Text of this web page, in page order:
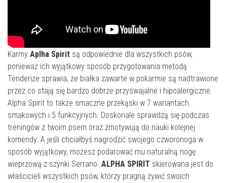
Karmy Aplha Spirit są odpowiednie dla wszystkich psów,
ponieważ ich wyjątkowy sposób przygotowania metodą
Tenderize sprawia, że białka zawarte w pokarmie są nadtrawione
przez co stają się bardzo dobrze przyswajalne i hipoalergiczne.
Alpha Spirit to także smaczne przekąski w 7 wariantach
smakowych i 5 funkcyjnych. Doskonale sprawdzą się podczas
treningów z twoim psem oraz zmotywują do nauki kolejnej
komendy. A jeśli chciałbyś nagrodzić swojego czworonoga w
sposób wyjątkowy, możesz podarować mu naturalną nogę
wieprzową z szynki Serrano. ALPHA SPIRIT skierowana jest do
właścicieli wszystkich psów, którzy pragną żywić swoich